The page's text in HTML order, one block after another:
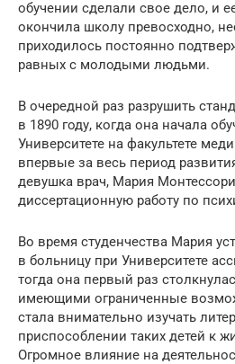
обучении сделали свое дело, и
окончила школу превосходно,
приходилось постоянно
равных с молодыми людьми.
В очередной раз разрушить
в 1890 году, когда она начала
Университете на факультете
впервые за весь период
девушка врач, Мария
диссертационную работу по
Во время студенчества Мария
в больницу при Университете
тогда она первый раз
имеющими ограниченные
стала внимательно изучать
приспособлении таких детей к
Огромное влияние на